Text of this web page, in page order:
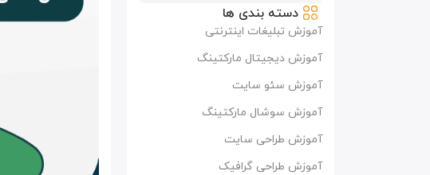
دسته بندی ها
آموزش تبلیغات اینترنتی
آموزش دیجیتال مارکتینگ
آموزش سئو سایت
آموزش سوشال مارکتینگ
آموزش طراحی سایت
آموزش طراحی گرافیک